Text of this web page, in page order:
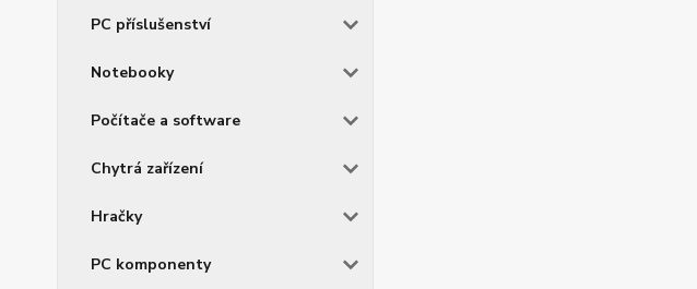
PC příslušenství
Notebooky
Počítače a software
Chytrá zařízení
Hračky
PC komponenty